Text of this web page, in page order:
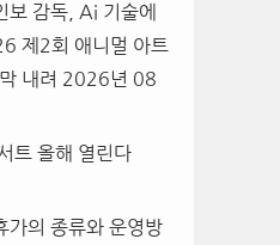
보 감독, Ai 기술에
제2회 애니멀 아트
내려 2026년 08
트 올해 열린다
가의 종류와 운영방